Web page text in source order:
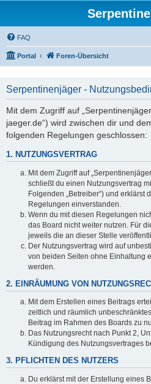
FAQ
Portal Foren-Übersicht
Serpentinenjäger -
Mit dem Zugriff auf
jaeger.de“) wird zwischen dir und
folgenden Regelungen geschlossen:
1. NUTZUNGSVERTRAG
Mit dem Zugriff auf
schließt du einen Nutzungsvertrag
Folgenden „Betreiber“) und erklärst
Regelungen einverstanden.
Wenn du mit diesen Regelungen
das Board nicht weiter nutzen. Für
jeweils die an dieser Stelle
Der Nutzungsvertrag wird auf
von beiden Seiten ohne Einhaltung
werden.
2. EINRÄUMUNG VON
Mit dem Erstellen eines Beitrags
zeitlich und räumlich
Beitrag im Rahmen des Boards zu
Das Nutzungsrecht nach Punkt 2,
Kündigung des Nutzungsvertrages
3. PFLICHTEN DES NUTZERS
Du erklärst mit der Erstellung eines